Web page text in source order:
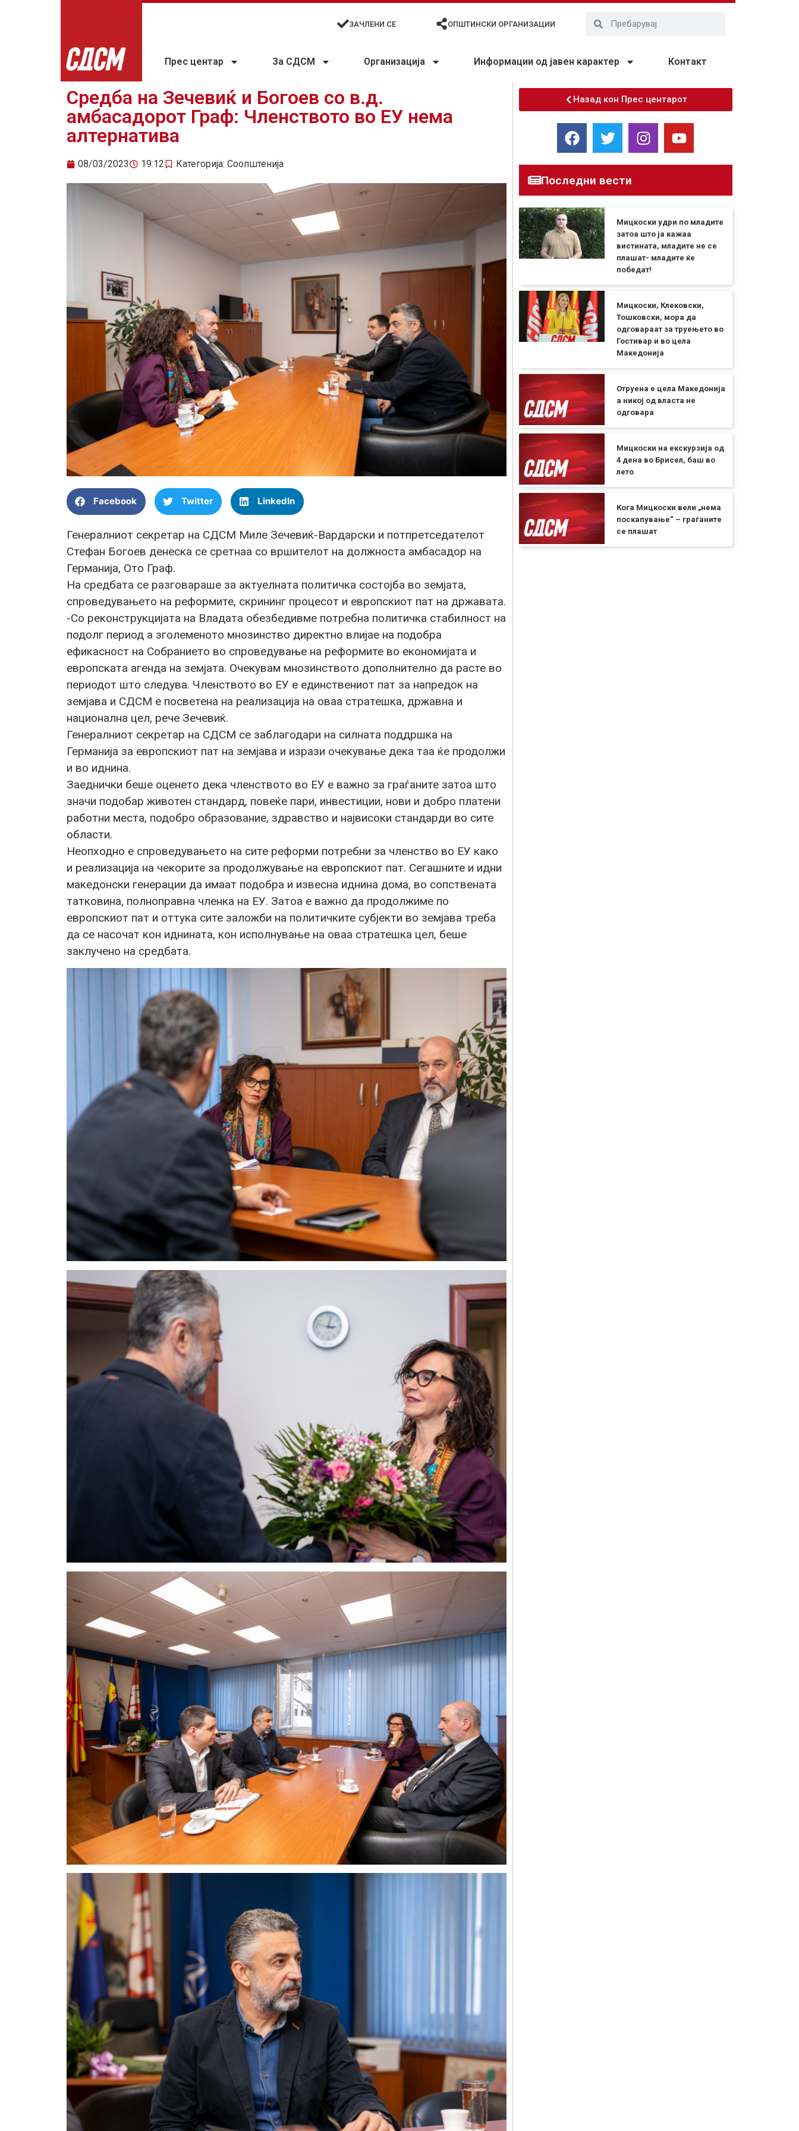
ЗАЧЛЕНИ СЕ ОПШТИНСКИ ОРГАНИЗАЦИИ
Прес центар За СДСМ Организација Информации од јавен карактер Контакт
Средба на Зечевиќ и Богоев со в.д.
амбасадорот Граф: Членството во ЕУ нема
алтернатива
08/03/2023 19:12 Категорија: Соопштенија
Facebook Twitter LinkedIn
Генералниот секретар на СДСМ Миле Зечевиќ-Вардарски и потпретседателот
Стефан Богоев денеска се сретнаа со вршителот на должноста амбасадор на
Германија, Ото Граф.
На средбата се разговараше за актуелната политичка состојба во земјата,
спроведувањето на реформите, скрининг процесот и европскиот пат на државата.
-Со реконструкцијата на Владата обезбедивме потребна политичка стабилност на
подолг период а зголеменото мнозинство директно влијае на подобра
ефикасност на Собранието во спроведување на реформите во економијата и
европската агенда на земјата. Очекувам мнозинството дополнително да расте во
периодот што следува. Членството во ЕУ е единствениот пат за напредок на
земјава и СДСМ е посветена на реализација на оваа стратешка, државна и
национална цел, рече Зечевиќ.
Генералниот секретар на СДСМ се заблагодари на силната поддршка на
Германија за европскиот пат на земјава и изрази очекување дека таа ќе продолжи
и во иднина.
Заеднички беше оценето дека членството во ЕУ е важно за граѓаните затоа што
значи подобар животен стандард, повеќе пари, инвестиции, нови и добро платени
работни места, подобро образование, здравство и највисоки стандарди во сите
области.
Неопходно е спроведувањето на сите реформи потребни за членство во ЕУ како
и реализација на чекорите за продолжување на европскиот пат. Сегашните и идни
македонски генерации да имаат подобра и извесна иднина дома, во сопствената
татковина, полноправна членка на ЕУ. Затоа е важно да продолжиме по
европскиот пат и оттука сите заложби на политичките субјекти во земјава треба
да се насочат кон иднината, кон исполнување на оваа стратешка цел, беше
заклучено на средбата.
Назад кон Прес центарот
Последни вести
Мицкоски удри по младите
затоа што ја кажаа
вистината, младите не се
плашат- младите ќе
победат!
Мицкоски, Клековски,
Тошковски, мора да
одговараат за труењето во
Гостивар и во цела
Македонија
Отруена е цела Македонија
а никој од власта не
одговара
Мицкоски на екскурзија од
4 дена во Брисел, баш во
лето
Кога Мицкоски вели „нема
поскапување“ – граѓаните
се плашат